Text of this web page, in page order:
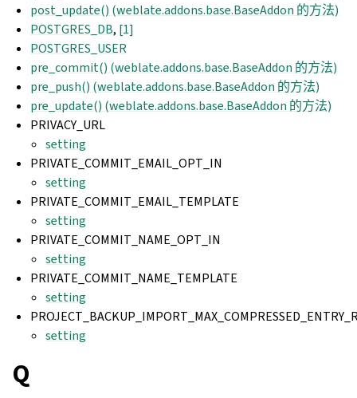
post_update() (weblate.addons.base.BaseAddon 的方法)
POSTGRES_DB, [1]
POSTGRES_USER
pre_commit() (weblate.addons.base.BaseAddon 的方法)
pre_push() (weblate.addons.base.BaseAddon 的方法)
pre_update() (weblate.addons.base.BaseAddon 的方法)
PRIVACY_URL
setting
PRIVATE_COMMIT_EMAIL_OPT_IN
setting
PRIVATE_COMMIT_EMAIL_TEMPLATE
setting
PRIVATE_COMMIT_NAME_OPT_IN
setting
PRIVATE_COMMIT_NAME_TEMPLATE
setting
setting
Q